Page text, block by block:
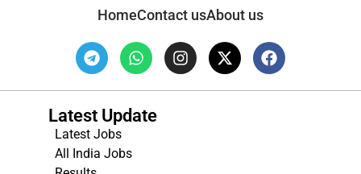
HomeContact usAbout us
Latest Update
Latest Jobs
All India Jobs